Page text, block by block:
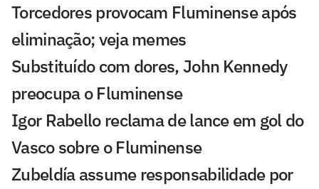
Torcedores provocam Fluminense após
eliminação; veja memes
Substituído com dores, John Kennedy
preocupa o Fluminense
Igor Rabello reclama de lance em gol do
Vasco sobre o Fluminense
Zubeldía assume responsabilidade por